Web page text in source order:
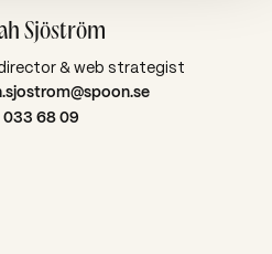
Sjöström
& web strategist
033 68 09